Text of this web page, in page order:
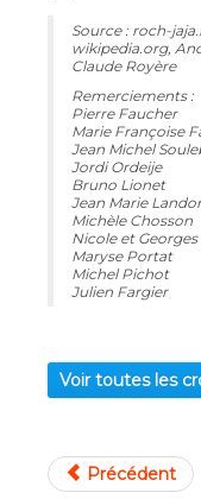
Source : roch-
wikipedia.org,
Claude Royère
Remerciements :
Pierre Faucher
Marie Françoise
Jean Michel
Jordi Ordeije
Bruno Lionet
Jean Marie
Michèle Chosson
Nicole et
Maryse Portat
Michel Pichot
Julien Fargier
Voir toutes les
Précédent